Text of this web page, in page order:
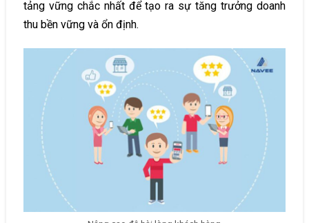
tảng vững chắc nhất để tạo ra sự tăng trưởng doanh
thu bền vững và ổn định.